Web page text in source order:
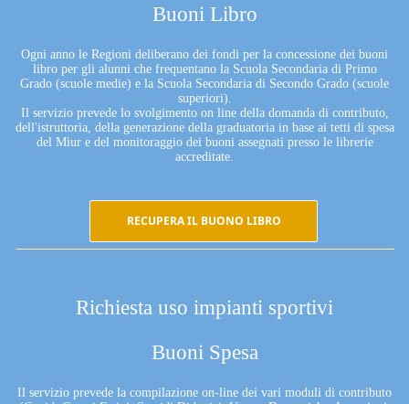
Buoni Libro
Ogni anno le Regioni deliberano dei fondi per la concessione dei buoni
libro per gli alunni che frequentano la Scuola Secondaria di Primo
Grado (scuole medie) e la Scuola Secondaria di Secondo Grado (scuole
superiori).
Il servizio prevede lo svolgimento on line della domanda di contributo,
dell'istruttoria, della generazione della graduatoria in base ai tetti di spesa
del Miur e del monitoraggio dei buoni assegnati presso le librerie
accreditate.
RECUPERA IL BUONO LIBRO
Richiesta uso impianti sportivi
Buoni Spesa
Il servizio prevede la compilazione on-line dei vari moduli di contributo